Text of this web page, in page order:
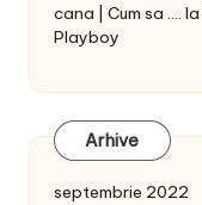
cana | Cum sa .... la
Playboy
Arhive
septembrie 2022